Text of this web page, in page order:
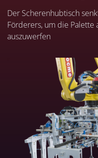
Der Scherenhubtisch
Förderers, um die Palette
auszuwerfen